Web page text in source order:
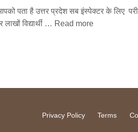
पता है उत्तर प्रदेश सब इंस्पेक्टर के लिए
विद्यार्थी … Read more
Privacy Policy Terms